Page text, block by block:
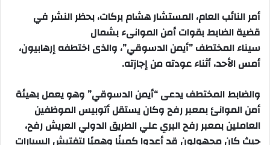
أمر النائب العام، المستشار هشام بركات، بحظر النشر في
قضية الضابط بقوات أمن الموانىء بشمال
سيناء المختطف ”أيمن الدسوقي”، والذى اختطفه إرهابيون،
أمس الأحد، أثناء عودته من إجازته.
والضابط المختطف يدعى “أيمن الدسوقي” وهو يعمل بهيئة
أمن الموانئ بمعبر رفح وكان يستقل أتوبيس الموظفين
العاملين بمعبر رفح البري علي الطريق الدولي العريش رفح،
حيث كان مجهولون قد أعدوا كمينًا وهميًا لتفتيش السيارات